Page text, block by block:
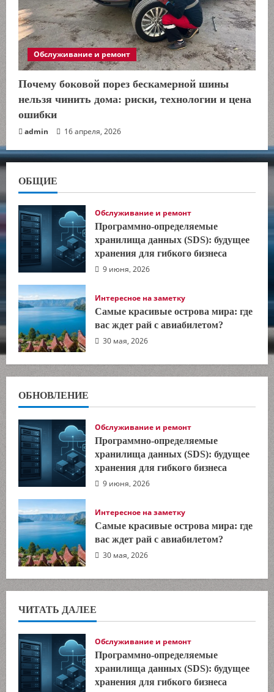
Обслуживание и ремонт
Почему боковой порез бескамерной шины
нельзя чинить дома: риски, технологии и цена
ошибки
admin 16 апреля, 2026
ОБЩИЕ
Обслуживание и ремонт
Программно-определяемые
хранилища данных (SDS): будущее
хранения для гибкого бизнеса
9 июня, 2026
Интересное на заметку
Самые красивые острова мира: где
вас ждет рай с авиабилетом?
30 мая, 2026
ОБНОВЛЕНИЕ
Обслуживание и ремонт
Программно-определяемые
хранилища данных (SDS): будущее
хранения для гибкого бизнеса
9 июня, 2026
Интересное на заметку
Самые красивые острова мира: где
вас ждет рай с авиабилетом?
30 мая, 2026
ЧИТАТЬ ДАЛЕЕ
Обслуживание и ремонт
Программно-определяемые
хранилища данных (SDS): будущее
хранения для гибкого бизнеса